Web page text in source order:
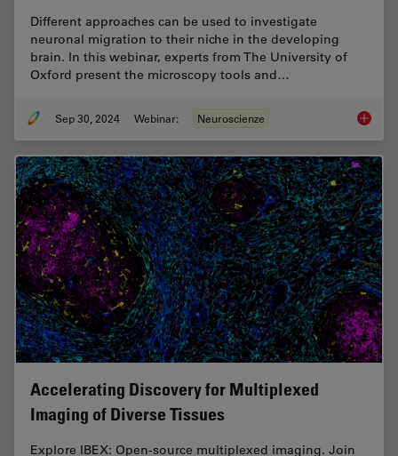
Different approaches can be used to investigate
neuronal migration to their niche in the developing
brain. In this webinar, experts from The University of
Oxford present the microscopy tools and…
Sep 30, 2024 Webinar: Neuroscienze
Accelerating Discovery for Multiplexed
Imaging of Diverse Tissues
Explore IBEX: Open-source multiplexed imaging. Join